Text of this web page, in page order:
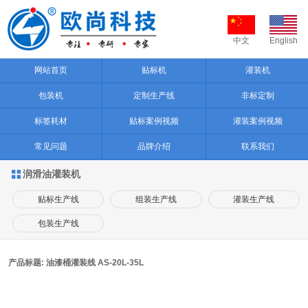
中文 English
网站首页 贴标机 灌装机
包装机 定制生产线 非标定制
标签耗材 贴标案例视频 灌装案例视频
常见问题 品牌介绍 联系我们
 润滑油灌装机
贴标生产线 组装生产线 灌装生产线
包装生产线
产品标题: 油漆桶灌装线 AS-20L-35L